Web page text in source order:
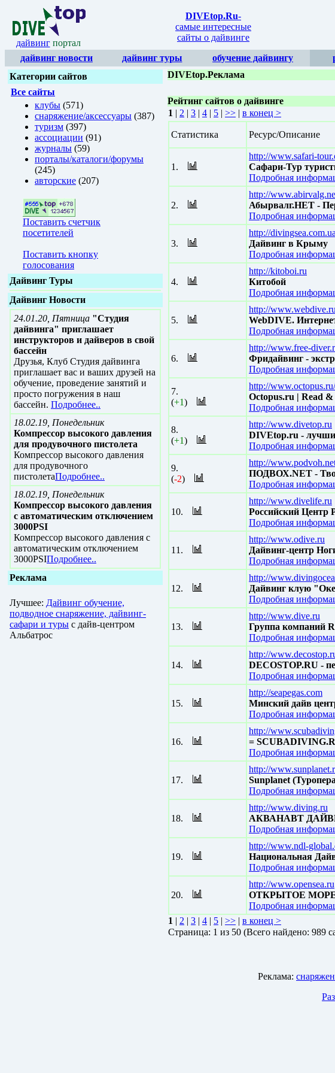
дайвинг портал
DIVEtop.Ru-
самые интересные
сайты о дайвинге
дайвинг новости
дайвинг туры обучение дайвингу
Категории сайтов
Все сайты
клубы (571)
снаряжение/аксессуары (387)
туризм (397)
ассоциации (91)
журналы (59)
порталы/каталоги/форумы
(245)
авторские (207)
Поставить счетчик
посетителей
Поставить кнопку
голосования
Дайвинг Туры
Дайвинг Новости
24.01.20, Пятница "Студия
дайвинга" приглашает
инструкторов и дайверов в свой
бассейн
Друзья, Клуб Студия дайвинга
приглашает вас и ваших друзей на
обучение, проведение занятий и
просто погружения в наш
бассейн. Подробнее..
18.02.19, Понедельник
Компрессор высокого давления
для продувочного пистолета
Компрессор высокого давления
для продувочного
пистолетаПодробнее..
18.02.19, Понедельник
Компрессор высокого давления
с автоматическим отключением
3000PSI
Компрессор высокого давления с
автоматическим отключением
3000PSIПодробнее..
Реклама
Лучшее: Дайвинг обучение,
подводное снаряжение, дайвинг-
сафари и туры с дайв-центром
Альбатрос
DIVEtop.Реклама
Рейтинг сайтов о дайвинге
1 | 2 | 3 | 4 | 5 | >> | в конец >
Статистика Ресурс/Описание
1.
http://www.safari-
Сафари-Тур
Подробная
2.
http://
Абырвалг.НЕТ -
Подробная
3.
http://divingsea.com.ua
Дайвинг в Крыму
Подробная
4.
http://kitoboi.ru
Китобой
Подробная
5.
http://www.webdive.ru
WebDIVE.
Подробная
6.
http://www.free-
Фридайвинг -
Подробная
7.
(+1)
http://www.octopus.ru/
Octopus.ru | Read &
Подробная
8.
(+1)
http://www.divetop.ru
DIVEtop.ru -
Подробная
9.
(-2)
http://
ПОДВОХ.NET -
Подробная
10.
http://www.divelife.ru
Российский Центр
Подробная
11.
http://www.odive.ru
Дайвинг-центр
Подробная
12.
http://
Дайвинг клую
Подробная
13.
http://www.dive.ru
Группа компаний
Подробная
14.
http://
DECOSTOP.RU -
Подробная
15.
http://seapegas.com
Минский дайв
Подробная
16.
http://
=
Подробная
17.
http://
Sunplanet
Подробная
18.
http://www.diving.ru
АКВАНАВТ
Подробная
19.
http://www.ndl-
Национальная
Подробная
20.
http://www.opensea.ru
ОТКРЫТОЕ МОРЕ -
Подробная
1 | 2 | 3 | 4 | 5 | >> | в конец >
Страницa: 1 из 50 (Всего найдено: 989
Реклама: